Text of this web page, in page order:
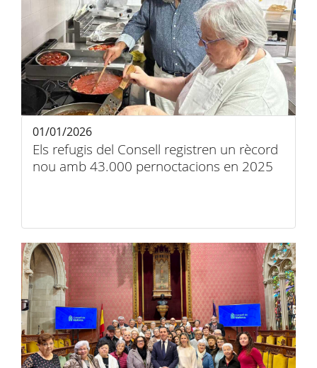
Els refugis del Consell registren un rècord
nou amb 43.000 pernoctacions en 2025
01/01/2026